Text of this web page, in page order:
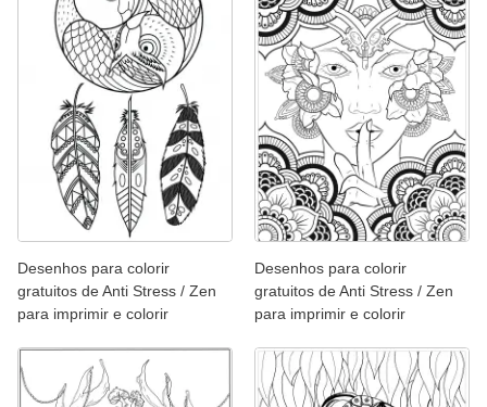
Desenhos para colorir
gratuitos de Anti Stress / Zen
para imprimir e colorir
Desenhos para colorir
gratuitos de Anti Stress / Zen
para imprimir e colorir